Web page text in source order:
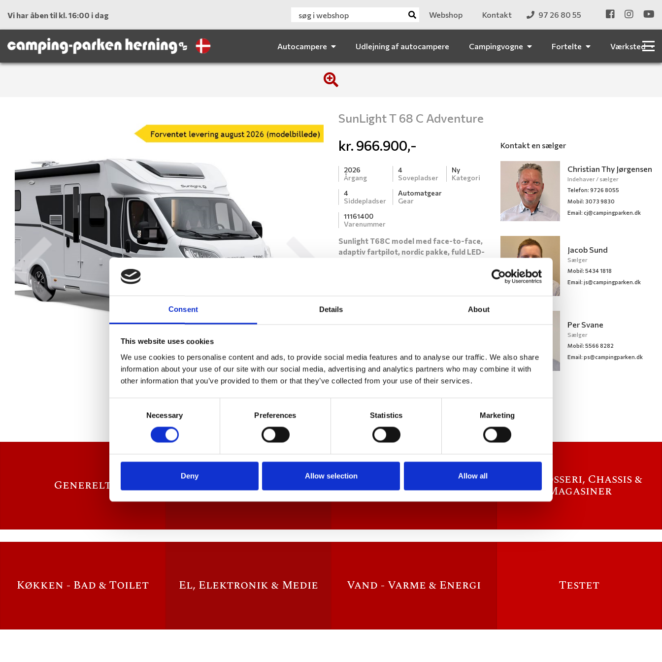
Consent Details About
This website uses cookies
We use cookies to personalise content and ads, to provide social media features and to analyse our traffic. We also share
information about your use of our site with our social media, advertising and analytics partners who may combine it with
other information that you’ve provided to them or that they’ve collected from your use of their services.
Necessary Preferences Statistics Marketing
Deny Allow selection Allow all
Vi har åben til kl. 16:00 i dag Webshop Kontakt 97 26 80 55
Autocampere Udlejning af autocampere Campingvogne Fortelte Værksted
Previous
SunLight T 68 C Adventure
kr. 966.900,-
2026
Årgang
4
Sovepladser
Ny
Kategori
4
Siddepladser
Automatgear
Gear
11161400
Varenummer
Sunlight T68C model med face-to-face,
adaptiv fartpilot, nordic pakke, fuld LED-
face siddegruppe, enkeltsenge i bag med
udtræk til dobbeltseng, stort køle/frys,
LED forlygter, sænkeseng over
siddegruppe, Nordic pakke, Safetypakke
inkl. ACC.
Udskriv
Kontakt en sælger
Christian Thy Jørgensen
Indehaver / sælger
Telefon: 9726 8055
Mobil: 3073 9830
Email: cj@campingparken.dk
Jacob Sund
Sælger
Mobil: 5434 1818
Email: js@campingparken.dk
Per Svane
Sælger
Mobil: 5566 8282
Email: ps@campingparken.dk
Generelt Indretning Auto Camper Karrosseri, Chassis &
Magasiner
Køkken - Bad & Toilet El, Elektronik & Medie Vand - Varme & Energi Testet